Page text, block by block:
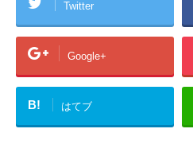
Twitter
Google+
B! はてブ